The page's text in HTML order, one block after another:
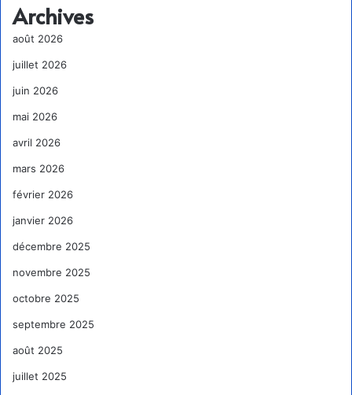
Archives
août 2026
juillet 2026
juin 2026
mai 2026
avril 2026
mars 2026
février 2026
janvier 2026
décembre 2025
novembre 2025
octobre 2025
septembre 2025
août 2025
juillet 2025